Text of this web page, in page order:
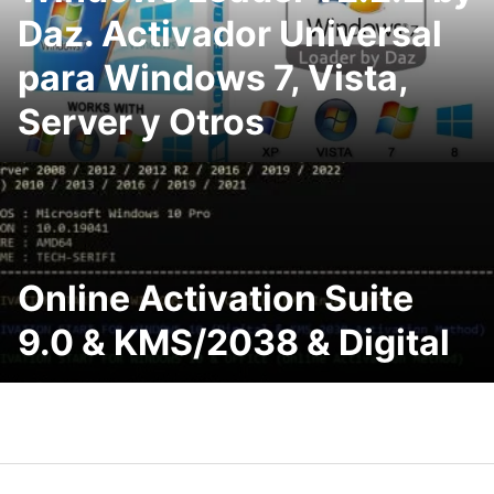
Daz. Activador Universal
para Windows 7, Vista,
Server y Otros
Online Activation Suite
9.0 & KMS/2038 & Digital